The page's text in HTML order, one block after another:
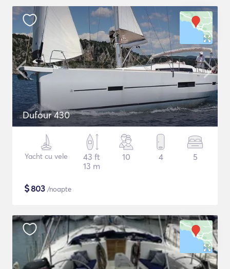
Dufour 430
Yacht cu vele
43 ft
13 m
10 4 5
$803 /noapte